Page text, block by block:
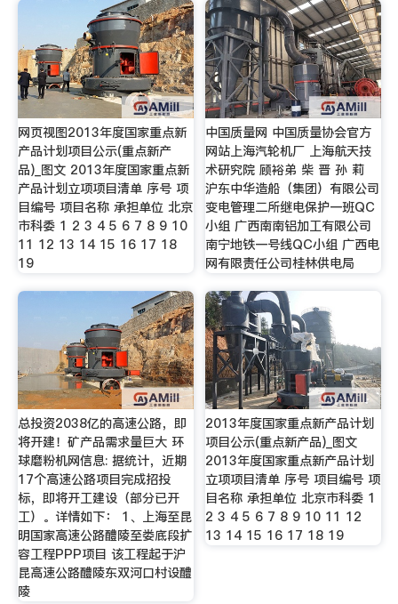
网页视图2013年度国家重点新
产品计划项目公示(重点新产
品)_图文 2013年度国家重点新
产品计划立项项目清单 序号 项
目编号 项目名称 承担单位 北京
市科委 1 2 3 4 5 6 7 8 9 10
11 12 13 14 15 16 17 18
19
中国质量网 中国质量协会官方
网站上海汽轮机厂 上海航天技
术研究院 顾裕弟 柴 晋 孙 莉
沪东中华造船（集团）有限公司
变电管理二所继电保护一班QC
小组 广西南南铝加工有限公司
南宁地铁一号线QC小组 广西电
网有限责任公司桂林供电局
总投资2038亿的高速公路，即
将开建！矿产品需求量巨大 环
球磨粉机网信息: 据统计，近期
17个高速公路项目完成招投
标，即将开工建设（部分已开
工）。详情如下： 1、上海至昆
明国家高速公路醴陵至娄底段扩
容工程PPP项目 该工程起于沪
昆高速公路醴陵东双河口村设醴
陵
2013年度国家重点新产品计划
项目公示(重点新产品)_图文
2013年度国家重点新产品计划
立项项目清单 序号 项目编号 项
目名称 承担单位 北京市科委 1
2 3 4 5 6 7 8 9 10 11 12
13 14 15 16 17 18 19